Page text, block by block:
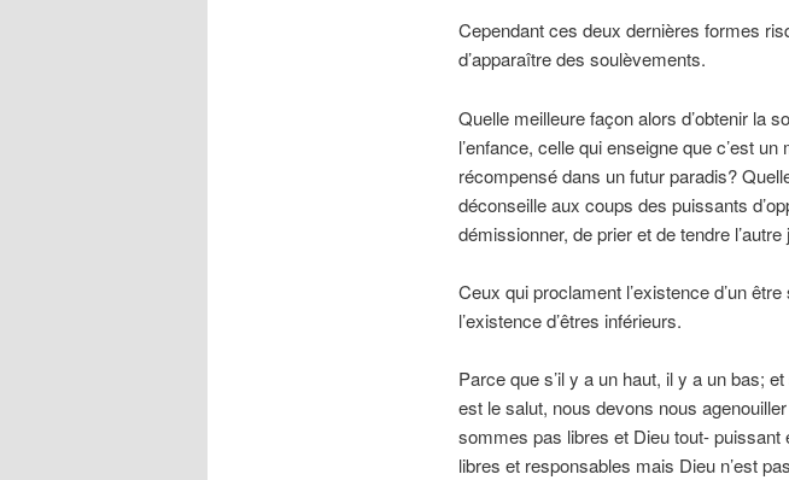
Cependant ces deux dernières formes
d’apparaître des soulèvements.
Quelle meilleure façon alors d’obtenir la
l’enfance, celle qui enseigne que c’est
récompensé dans un futur paradis?
déconseille aux coups des puissants
démissionner, de prier et de tendre
Ceux qui proclament l’existence d’un
l’existence d’êtres inférieurs.
Parce que s’il y a un haut, il y a un bas;
est le salut, nous devons nous
sommes pas libres et Dieu tout-
libres et responsables mais Dieu n’est